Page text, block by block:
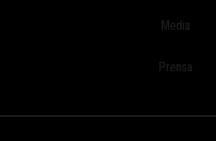
Media
Prensa